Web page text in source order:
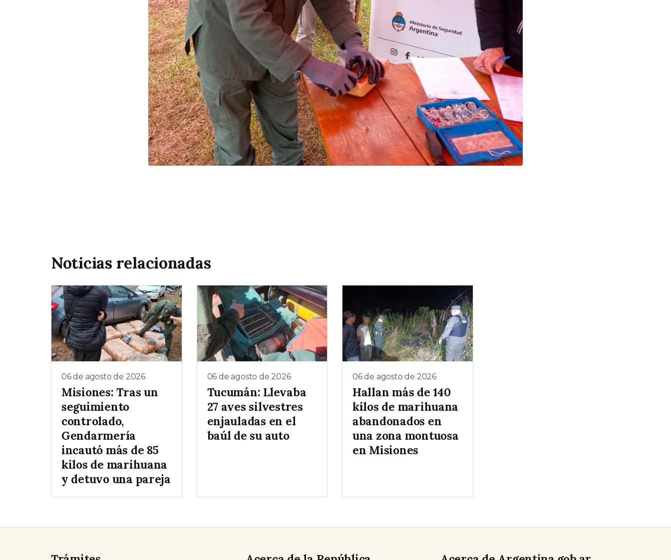
Noticias relacionadas
06 de agosto de 2026
Misiones: Tras un
seguimiento
controlado,
Gendarmería
incautó más de 85
kilos de marihuana
y detuvo una pareja
06 de agosto de 2026
Tucumán: Llevaba
27 aves silvestres
enjauladas en el
baúl de su auto
06 de agosto de 2026
Hallan más de 140
kilos de marihuana
abandonados en
una zona montuosa
en Misiones